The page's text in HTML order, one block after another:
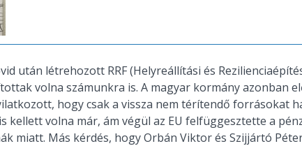
után létrehozott RRF (Helyreállítási és
volna számunkra is. A magyar kormány azonban
hogy csak a vissza nem térítendő forrásokat
kellett volna már, ám végül az EU felfüggesztette a
miatt. Más kérdés, hogy Orbán Viktor és Szijjártó